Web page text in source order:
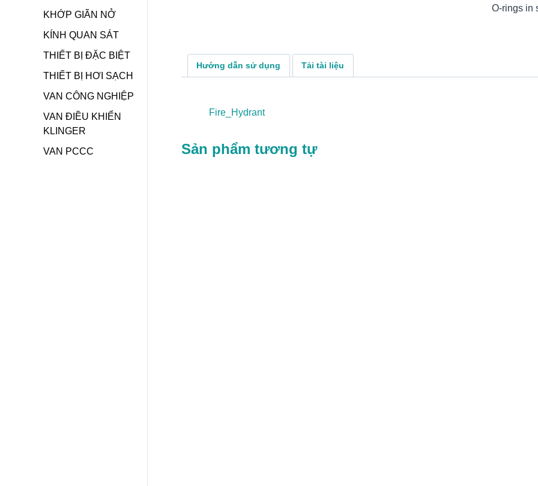
O-rings in
Hướng dẫn sử dụng Tải tài liệu
Fire_Hydrant
Sản phẩm tương tự
KHỚP GIÃN NỞ
KÍNH QUAN SÁT
THIẾT BỊ ĐẶC BIỆT
THIẾT BỊ HƠI SẠCH
VAN CÔNG NGHIỆP
VAN ĐIỀU KHIỂN
KLINGER
VAN PCCC